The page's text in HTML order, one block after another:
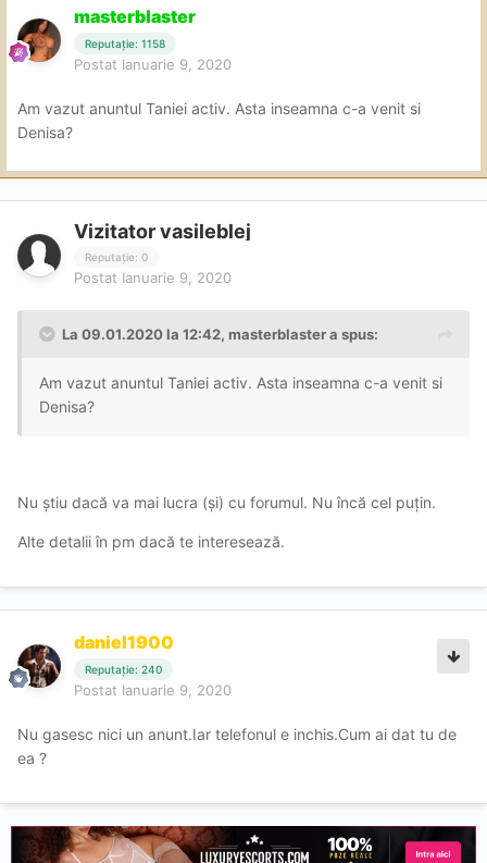
masterblaster
Reputație: 1158
Postat Ianuarie 9, 2020
Am vazut anuntul Taniei activ. Asta inseamna c-a venit si
Denisa?
Vizitator vasileblej
Reputație: 0
Postat Ianuarie 9, 2020
La 09.01.2020 la 12:42, masterblaster a spus:
Am vazut anuntul Taniei activ. Asta inseamna c-a venit si
Denisa?
Nu știu dacă va mai lucra (și) cu forumul. Nu încă cel puțin.
Alte detalii în pm dacă te interesează.
daniel1900
Reputație: 240
Postat Ianuarie 9, 2020
Nu gasesc nici un anunt.Iar telefonul e inchis.Cum ai dat tu de
ea ?